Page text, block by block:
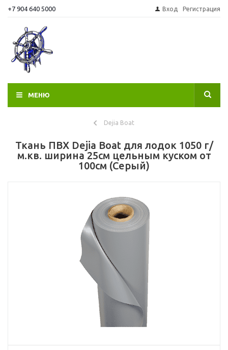
+7 904 640 5000 Вход Регистрация
МЕНЮ
Dejia Boat
Ткань ПВХ Dejia Boat для лодок 1050 г/
м.кв. ширина 25см цельным куском от
100см (Серый)